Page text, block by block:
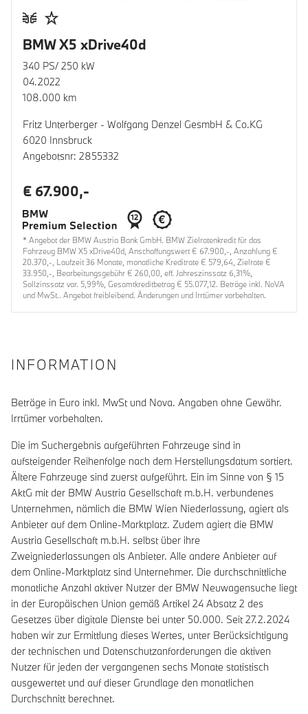
BMW X5 xDrive40d
340 PS/ 250 kW
04.2022
108.000 km
Fritz Unterberger - Wolfgang Denzel GesmbH & Co.KG
6020 Innsbruck
Angebotsnr: 2855332
€ 67.900,-
* Angebot der BMW Austria Bank GmbH. BMW Zielratenkredit für das
Fahrzeug BMW X5 xDrive40d, Anschaffungswert € 67.900,-, Anzahlung €
20.370,-, Laufzeit 36 Monate, monatliche Kreditrate € 579,64, Zielrate €
33.950,-, Bearbeitungsgebühr € 260,00, eff. Jahreszinssatz 6,31%,
Sollzinssatz var. 5,99%, Gesamtkreditbetrag € 55.077,12. Beträge inkl. NoVA
und MwSt.. Angebot freibleibend. Änderungen und Irrtümer vorbehalten.
INFORMATION
Beträge in Euro inkl. MwSt und Nova. Angaben ohne Gewähr.
Irrtümer vorbehalten.
Die im Suchergebnis aufgeführten Fahrzeuge sind in
aufsteigender Reihenfolge nach dem Herstellungsdatum sortiert.
Ältere Fahrzeuge sind zuerst aufgeführt. Ein im Sinne von § 15
AktG mit der BMW Austria Gesellschaft m.b.H. verbundenes
Unternehmen, nämlich die BMW Wien Niederlassung, agiert als
Anbieter auf dem Online-Marktplatz. Zudem agiert die BMW
Austria Gesellschaft m.b.H. selbst über ihre
Zweigniederlassungen als Anbieter. Alle andere Anbieter auf
dem Online-Marktplatz sind Unternehmer. Die durchschnittliche
monatliche Anzahl aktiver Nutzer der BMW Neuwagensuche liegt
in der Europäischen Union gemäß Artikel 24 Absatz 2 des
Gesetzes über digitale Dienste bei unter 50.000. Seit 27.2.2024
haben wir zur Ermittlung dieses Wertes, unter Berücksichtigung
der technischen und Datenschutzanforderungen die aktiven
Nutzer für jeden der vergangenen sechs Monate statistisch
ausgewertet und auf dieser Grundlage den monatlichen
Durchschnitt berechnet.